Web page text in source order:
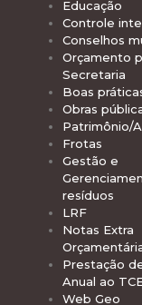
Educação
Controle
Conselhos
Orçamento
Secretaria
Boas
Obras
Patrimônio/
Frotas
Gestão e
resíduos
LRF
Notas Extra
Prestação
Anual ao
Web Geo